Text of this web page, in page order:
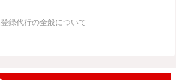
録代行の全般について